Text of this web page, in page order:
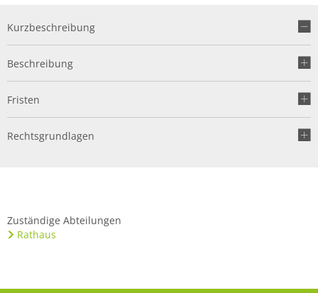
Kurzbeschreibung
Beschreibung
Fristen
Rechtsgrundlagen
Zuständige Abteilungen
Rathaus